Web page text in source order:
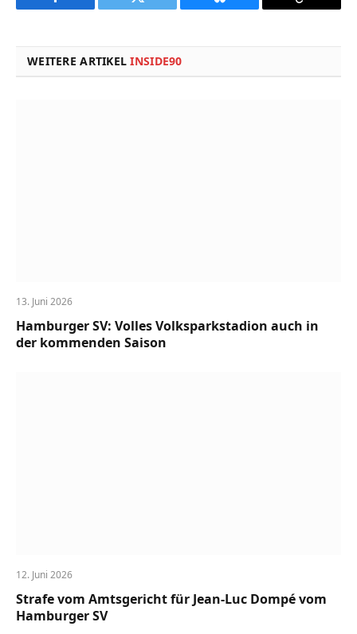
Facebook Twitter Bluesky
Copy
WEITERE ARTIKELINSIDE90
13. Juni 2026
Hamburger SV: Volles Volksparkstadion auch in
der kommenden Saison
12. Juni 2026
Strafe vom Amtsgericht für Jean-Luc Dompé vom
Hamburger SV